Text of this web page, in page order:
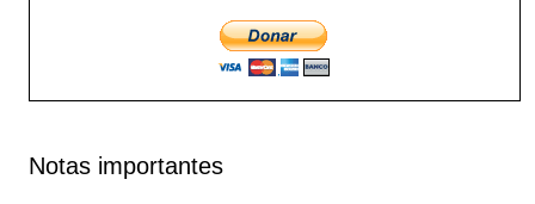
Notas importantes